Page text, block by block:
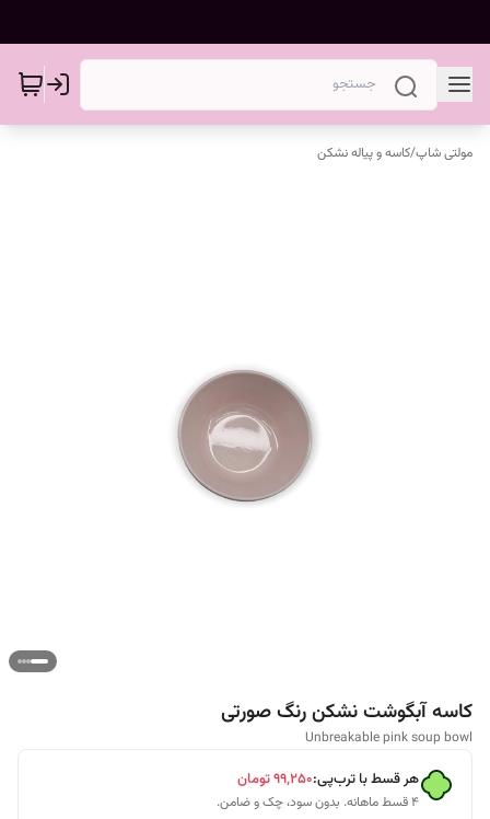
مولتی شاپ/کاسه و پیاله نشکن
کاسه آبگوشت نشکن رنگ صورتی
Unbreakable pink soup bowl
هر قسط با ترب‌پی:۹۹٬۲۵۰تومان
۴ قسط ماهانه. بدون سود، چک و ضامن.